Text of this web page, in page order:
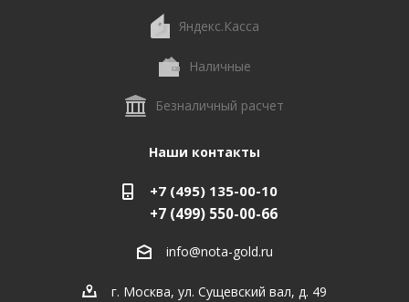
Яндекс.Касса
Наличные
Безналичный расчет
Наши контакты
+7 (495) 135-00-10
+7 (499) 550-00-66
info@nota-gold.ru
г. Москва, ул. Сущевский вал, д. 49